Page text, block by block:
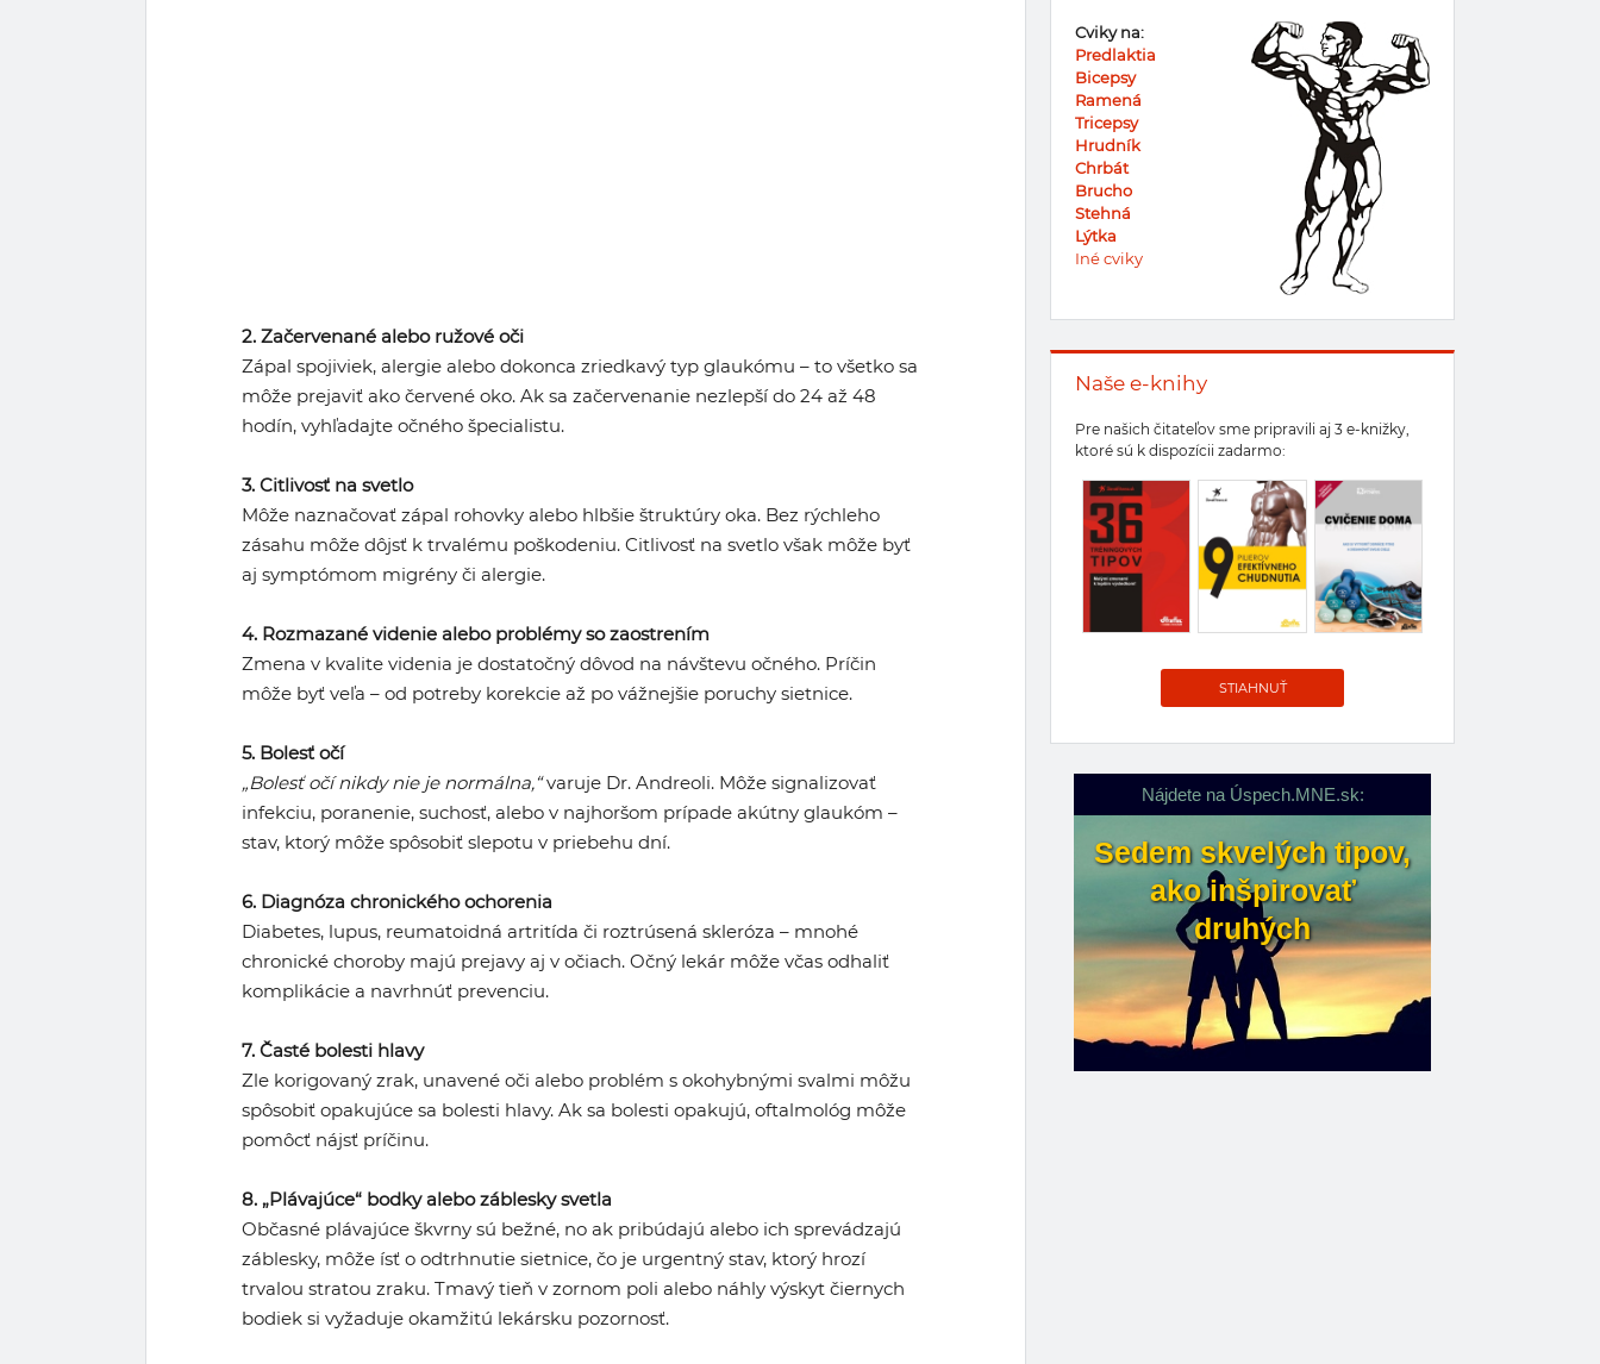
2. Začervenané alebo ružové oči
Zápal spojiviek, alergie alebo dokonca zriedkavý typ glaukómu – to všetko sa
môže prejaviť ako červené oko. Ak sa začervenanie nezlepší do 24 až 48
hodín, vyhľadajte očného špecialistu.
3. Citlivosť na svetlo
Môže naznačovať zápal rohovky alebo hlbšie štruktúry oka. Bez rýchleho
zásahu môže dôjsť k trvalému poškodeniu. Citlivosť na svetlo však môže byť
aj symptómom migrény či alergie.
4. Rozmazané videnie alebo problémy so zaostrením
Zmena v kvalite videnia je dostatočný dôvod na návštevu očného. Príčin
môže byť veľa – od potreby korekcie až po vážnejšie poruchy sietnice.
5. Bolesť očí
„Bolesť očí nikdy nie je normálna,“varuje Dr. Andreoli. Môže signalizovať
infekciu, poranenie, suchosť, alebo v najhoršom prípade akútny glaukóm –
stav, ktorý môže spôsobiť slepotu v priebehu dní.
6. Diagnóza chronického ochorenia
Diabetes, lupus, reumatoidná artritída či roztrúsená skleróza – mnohé
chronické choroby majú prejavy aj v očiach. Očný lekár môže včas odhaliť
komplikácie a navrhnúť prevenciu.
7. Časté bolesti hlavy
Zle korigovaný zrak, unavené oči alebo problém s okohybnými svalmi môžu
spôsobiť opakujúce sa bolesti hlavy. Ak sa bolesti opakujú, oftalmológ môže
pomôcť nájsť príčinu.
8. „Plávajúce“ bodky alebo záblesky svetla
Občasné plávajúce škvrny sú bežné, no ak pribúdajú alebo ich sprevádzajú
záblesky, môže ísť o odtrhnutie sietnice, čo je urgentný stav, ktorý hrozí
trvalou stratou zraku. Tmavý tieň v zornom poli alebo náhly výskyt čiernych
bodiek si vyžaduje okamžitú lekársku pozornosť.
Cviky na:
Predlaktia
Bicepsy
Ramená
Tricepsy
Hrudník
Chrbát
Brucho
Stehná
Lýtka
Iné cviky
Naše e-knihy
Pre našich čitateľov sme pripravili aj 3 e-knižky,
ktoré sú k dispozícii zadarmo:
STIAHNUŤ